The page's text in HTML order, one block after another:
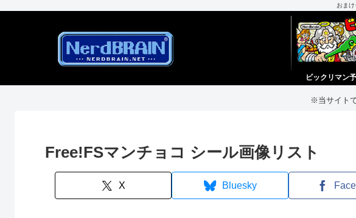
おま
ビックリマン
※当サイト
Free!FSマンチョコ シール画像リスト
X Bluesky